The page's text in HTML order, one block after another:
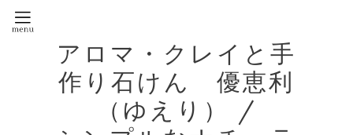
アロマ・クレイと手
作り石けん 優恵利
（ゆえり） /